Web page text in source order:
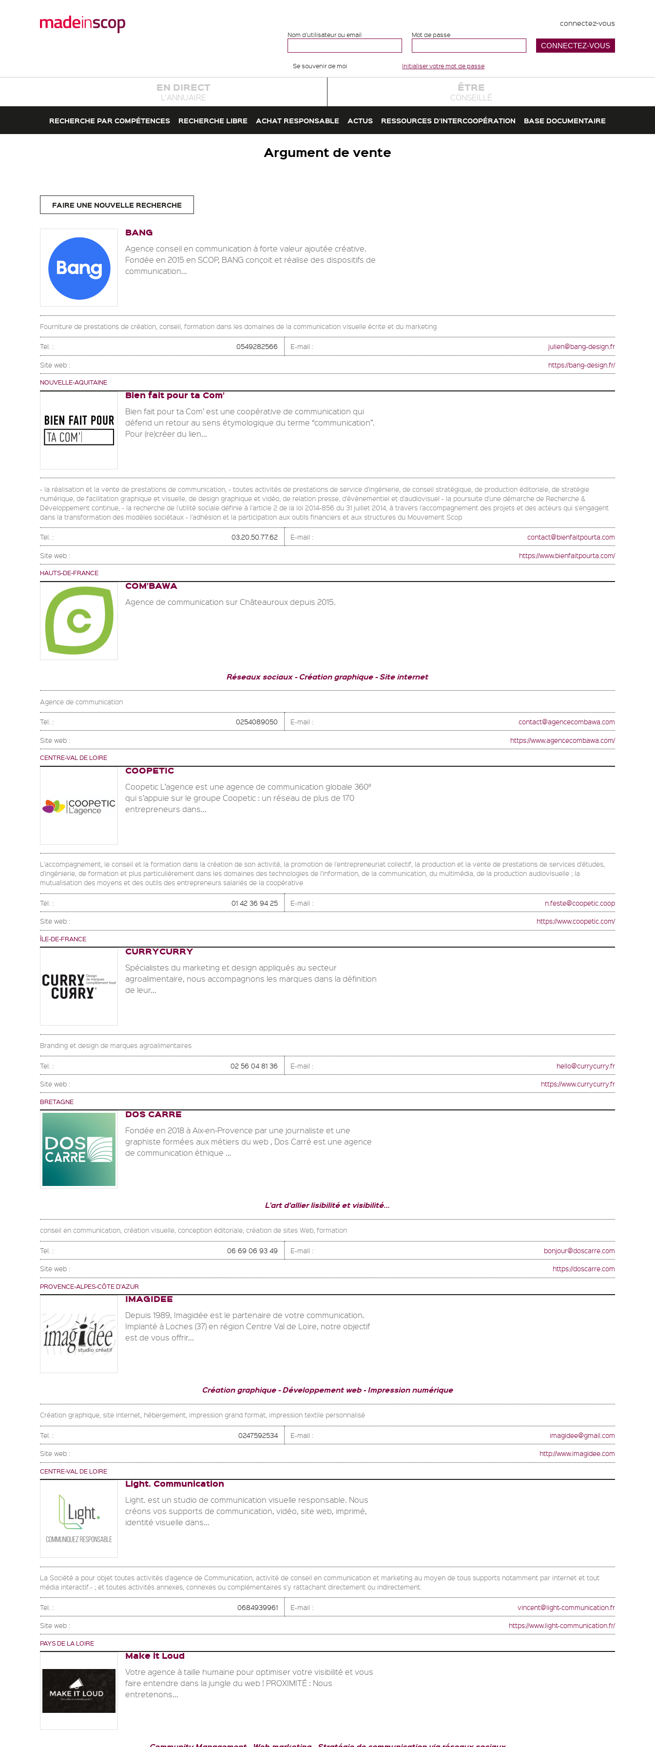
connectez-vous
Nom d'utilisateur ou email Mot de passe
Se souvenir de moi Initialiser votre mot de passe
EN DIRECT
L'ANNUAIRE
ÊTRE
CONSEILLÉ
RECHERCHE PAR COMPÉTENCES RECHERCHE LIBRE ACHAT RESPONSABLE ACTUS RESSOURCES D'INTERCOOPÉRATION BASE DOCUMENTAIRE
Argument de vente
FAIRE UNE NOUVELLE RECHERCHE
BANG
Agence conseil en communication à forte valeur ajoutée créative.
Fondée en 2015 en SCOP, BANG conçoit et réalise des dispositifs de
communication...
Fourniture de prestations de création, conseil, formation dans les domaines de la communication visuelle écrite et du marketing
Tel. : 0549282566 E-mail : julien@bang-design.fr
Site web : https://bang-design.fr/
NOUVELLE-AQUITAINE
Bien fait pour ta Com’
Bien fait pour ta Com’ est une coopérative de communication qui
défend un retour au sens étymologique du terme “communication”.
Pour (re)créer du lien...
- la réalisation et la vente de prestations de communication, - toutes activités de prestations de service d'ingénierie, de conseil stratégique, de production éditoriale, de stratégie
numérique, de facilitation graphique et visuelle, de design graphique et vidéo, de relation presse, d'évènementiel et d'audiovisuel - la poursuite d'une démarche de Recherche &
Développement continue, - la recherche de l'utilité sociale définie à l'article 2 de la loi 2014-856 du 31 juillet 2014, à travers l'accompagnement des projets et des acteurs qui s'engagent
dans la transformation des modèles sociétaux - l'adhésion et la participation aux outils financiers et aux structures du Mouvement Scop
Tel. : 03.20.50.77.62 E-mail : contact@bienfaitpourta.com
Site web : https://www.bienfaitpourta.com/
HAUTS-DE-FRANCE
COM’BAWA
Agence de communication sur Châteauroux depuis 2015.
Réseaux sociaux Création graphique Site internet
Agence de communication
Tel. : 0254089050 E-mail : contact@agencecombawa.com
Site web : https://www.agencecombawa.com/
CENTRE-VAL DE LOIRE
COOPETIC
Coopetic L’agence est une agence de communication globale 360°
qui s’appuie sur le groupe Coopetic : un réseau de plus de 170
entrepreneurs dans...
L'accompagnement, le conseil et la formation dans la création de son activité, la promotion de l'entrepreneuriat collectif, la production et la vente de prestations de services d'études,
d'ingénierie, de formation et plus particulièrement dans les domaines des technologies de l'information, de la communication, du multimédia, de la production audiovisuelle ; la
mutualisation des moyens et des outils des entrepreneurs salariés de la coopérative
Tel. : 01 42 36 94 25 E-mail : n.feste@coopetic.coop
Site web : https://www.coopetic.com/
ÎLE-DE-FRANCE
CURRYCURRY
Spécialistes du marketing et design appliqués au secteur
agroalimentaire, nous accompagnons les marques dans la définition
de leur...
Branding et design de marques agroalimentaires
Tel. : 02 56 04 81 36 E-mail : hello@currycurry.fr
Site web : https://www.currycurry.fr
BRETAGNE
DOS CARRE
Fondée en 2018 à Aix-en-Provence par une journaliste et une
graphiste formées aux métiers du web , Dos Carré est une agence
de communication éthique ...
L'art d'allier lisibilité et visibilité...
conseil en communication, création visuelle, conception éditoriale, création de sites Web, formation
Tel. : 06 69 06 93 49 E-mail : bonjour@doscarre.com
Site web : https://doscarre.com
PROVENCE-ALPES-CÔTE D'AZUR
IMAGIDEE
Depuis 1989, Imagidée est le partenaire de votre communication.
Implanté à Loches (37) en région Centre Val de Loire, notre objectif
est de vous offrir...
Création graphique Développement web Impression numérique
Création graphique, site internet, hébergement, impression grand format, impression textile personnalisé
Tel. : 0247592534 E-mail : imagidee@gmail.com
Site web : http://www.imagidee.com
CENTRE-VAL DE LOIRE
Light. Communication
Light. est un studio de communication visuelle responsable. Nous
créons vos supports de communication, vidéo, site web, imprimé,
identité visuelle dans...
La Société a pour objet toutes activités d'agence de Communication, activité de conseil en communication et marketing au moyen de tous supports notamment par internet et tout
média interactif.- ; et toutes activités annexes, connexes ou complémentaires s'y rattachant directement ou indirectement.
Tel. : 0684939961 E-mail : vincent@light-communication.fr
Site web : https://www.light-communication.fr/
PAYS DE LA LOIRE
Make it Loud
Votre agence à taille humaine pour optimiser votre visibilité et vous
faire entendre dans la jungle du web ! PROXIMITÉ : Nous
entretenons...